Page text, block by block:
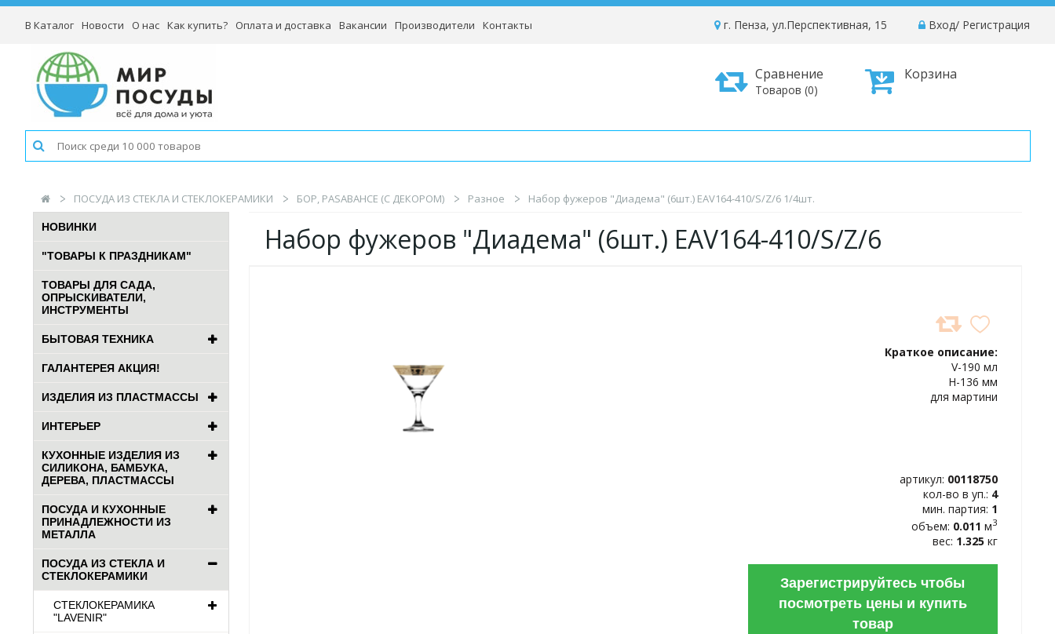
В Каталог Новости О нас Как купить? Оплата и доставка Вакансии Производители Контакты Вход/ Регистрация
г. Пенза, ул.Перспективная, 15
Корзина
Сравнение
Товаров (0)
ПОСУДА ИЗ СТЕКЛА И СТЕКЛОКЕРАМИКИ БОР, PASABAHCE (С ДЕКОРОМ) Разное Набор фужеров "Диадема" (6шт.) EAV164-410/S/Z/6 1/4шт.
НОВИНКИ
"ТОВАРЫ К ПРАЗДНИКАМ"
ТОВАРЫ ДЛЯ САДА,
ОПРЫСКИВАТЕЛИ,
ИНСТРУМЕНТЫ
БЫТОВАЯ ТЕХНИКА
ГАЛАНТЕРЕЯ АКЦИЯ!
ИЗДЕЛИЯ ИЗ ПЛАСТМАССЫ
ИНТЕРЬЕР
КУХОННЫЕ ИЗДЕЛИЯ ИЗ
СИЛИКОНА, БАМБУКА,
ДЕРЕВА, ПЛАСТМАССЫ
ПОСУДА И КУХОННЫЕ
ПРИНАДЛЕЖНОСТИ ИЗ
МЕТАЛЛА
ПОСУДА ИЗ СТЕКЛА И
СТЕКЛОКЕРАМИКИ
СТЕКЛОКЕРАМИКА
"LAVENIR"
Набор фужеров "Диадема" (6шт.) EAV164-410/S/Z/6
Краткое описание:
V-190 мл
H-136 мм
для мартини
артикул: 00118750
кол-во в уп.: 4
мин. партия: 1
объем: 0.011 м3
вес: 1.325 кг
Зарегистрируйтесь чтобы
посмотреть цены и купить
товар